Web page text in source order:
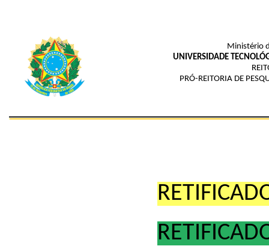
Ministério
UNIVERSIDADE
PRÓ-REITORIA DE